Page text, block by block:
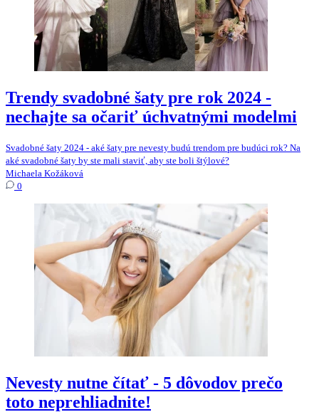
Trendy svadobné šaty pre rok 2024 -
nechajte sa očariť úchvatnými modelmi
Svadobné šaty 2024 - aké šaty pre nevesty budú trendom pre budúci rok? Na
aké svadobné šaty by ste mali staviť, aby ste boli štýlové?
Michaela Kožáková
0
Nevesty nutne čítať - 5 dôvodov prečo
toto neprehliadnite!